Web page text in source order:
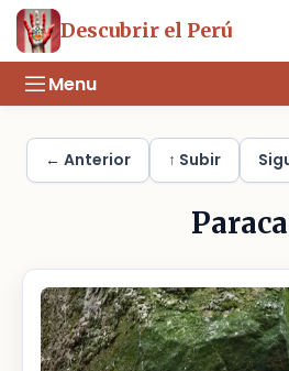
Descubrir el Perú
Menu
← Anterior ↑ Subir